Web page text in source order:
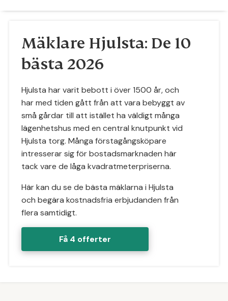
Mäklare Hjulsta: De 10
bästa 2026
Hjulsta har varit bebott i över 1500 år, och
har med tiden gått från att vara bebyggt av
små gårdar till att istället ha väldigt många
lägenhetshus med en central knutpunkt vid
Hjulsta torg. Många förstagångsköpare
intresserar sig för bostadsmarknaden här
tack vare de låga kvadratmeterpriserna.
Här kan du se de bästa mäklarna i Hjulsta
och begära kostnadsfria erbjudanden från
flera samtidigt.
Få 4 offerter